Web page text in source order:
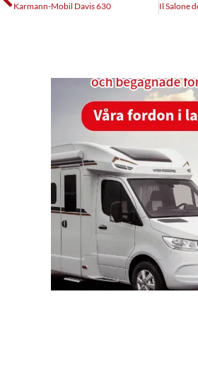
Karmann-Mobil Davis 630